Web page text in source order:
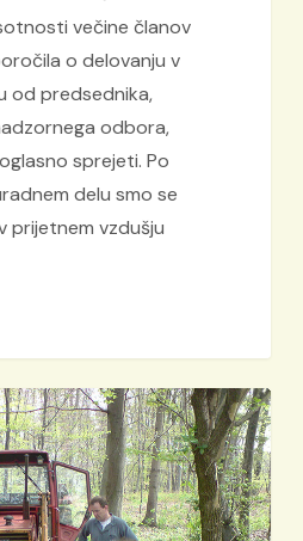
večine članov
o delovanju v
od predsednika,
odbora,
sprejeti. Po
delu smo se
prijetnem vzdušju